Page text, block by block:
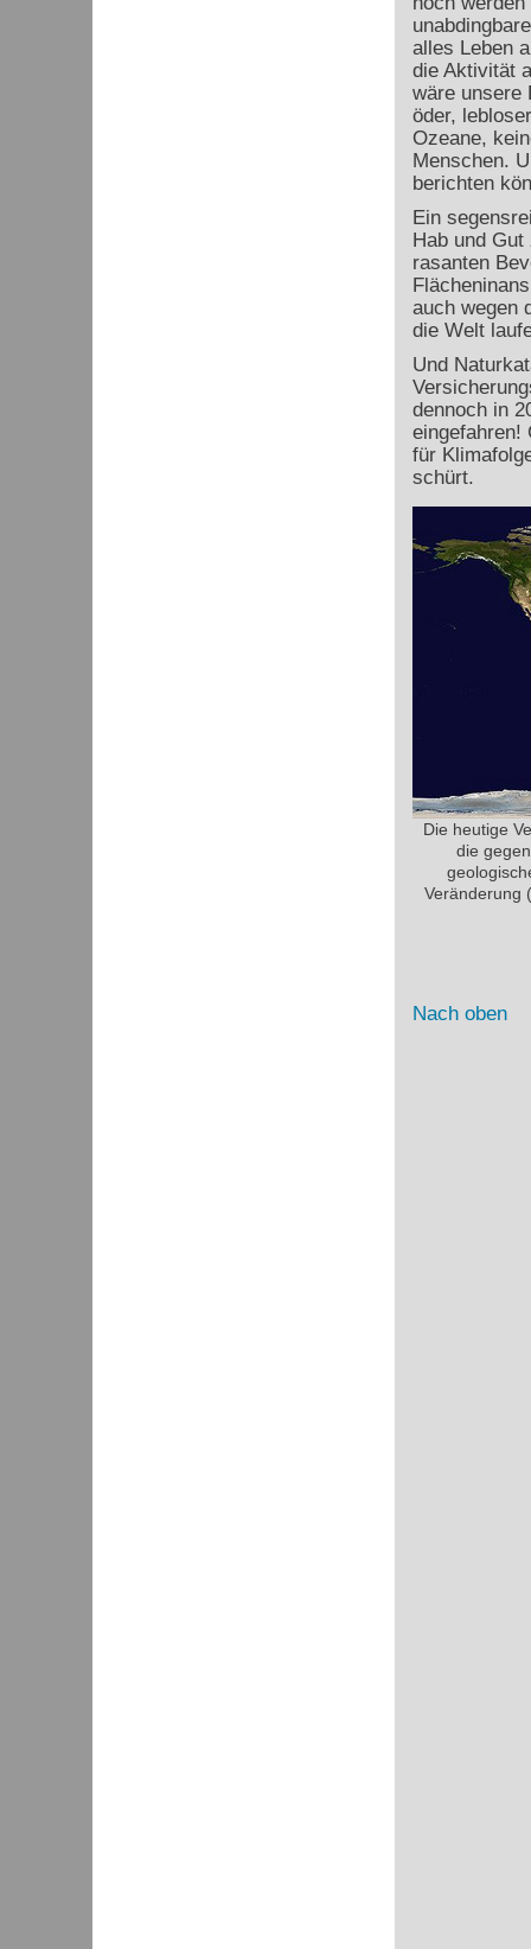
alles Leben
die Aktivität
wäre unsere
öder,
Ozeane,
Menschen.
berichten
Ein
Hab und
rasanten
auch wegen
die Welt
Und
dennoch in
eingefahren!
für
schürt.
Die heutige
die
Veränderung
Nach oben